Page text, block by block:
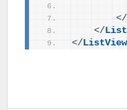
</
</
</ListView